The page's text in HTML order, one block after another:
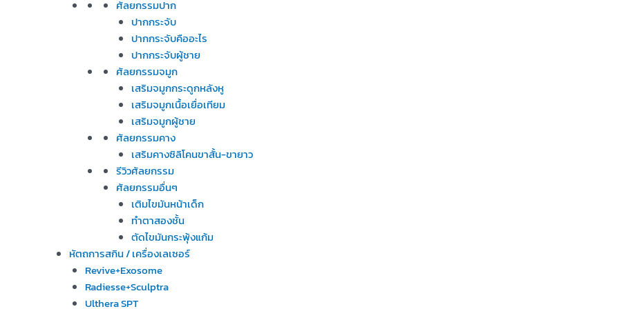
ศัลยกรรมปาก
ปากกระจับ
ปากกระจับคืออะไร
ปากกระจับผู้ชาย
ศัลยกรรมจมูก
เสริมจมูกกระดูกหลังหู
เสริมจมูกเนื้อเยื่อเทียม
เสริมจมูกผู้ชาย
ศัลยกรรมคาง
เสริมคางซิลิโคนขาสั้น-ขายาว
รีวิวศัลยกรรม
ศัลยกรรมอื่นๆ
เติมไขมันหน้าเด็ก
ทำตาสองชั้น
ตัดไขมันกระพุ้งแก้ม
หัตถการสกิน / เครื่องเลเซอร์
Revive+Exosome
Radiesse+Sculptra
Ulthera SPT